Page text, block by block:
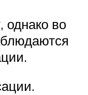
однако во